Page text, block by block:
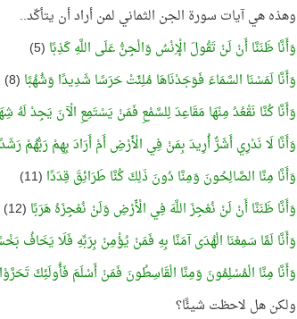
وهذه هي آيات سورة الجن الثماني لمن أراد أن يتأكّد..
وَأَنَّا ظَنَنَّا أَنْ لَنْ تَقُولَ الْإِنْسُ وَالْجِنُّ عَلَى اللَّهِ كَذِبًا (5)
وَأَنَّا لَمَسْنَا السَّمَاءَ فَوَجَدْنَاهَا مُلِئَتْ حَرَسًا شَدِيدًا وَشُهُبًا (8)
وَأَنَّا كُنَّا نَقْعُدُ مِنْهَا مَقَاعِدَ لِلسَّمْعِ فَمَنْ يَسْتَمِعِ الْآنَ يَجِدْ لَهُ
وَأَنَّا لَا نَدْرِي أَشَرٌّ أُرِيدَ بِمَنْ فِي الْأَرْضِ أَمْ أَرَادَ بِهِمْ رَبُّهُمْ
وَأَنَّا مِنَّا الصَّالِحُونَ وَمِنَّا دُونَ ذَلِكَ كُنَّا طَرَائِقَ قِدَدًا (11)
وَأَنَّا ظَنَنَّا أَنْ لَنْ نُعْجِزَ اللَّهَ فِي الْأَرْضِ وَلَنْ نُعْجِزَهُ هَرَبًا (12)
وَأَنَّا لَمَّا سَمِعْنَا الْهُدَى آمَنَّا بِهِ فَمَنْ يُؤْمِنْ بِرَبِّهِ فَلَا يَخَافُ
وَأَنَّا مِنَّا الْمُسْلِمُونَ وَمِنَّا الْقَاسِطُونَ فَمَنْ أَسْلَمَ فَأُولَئِكَ
ولكن هل لاحظت شيئًا؟